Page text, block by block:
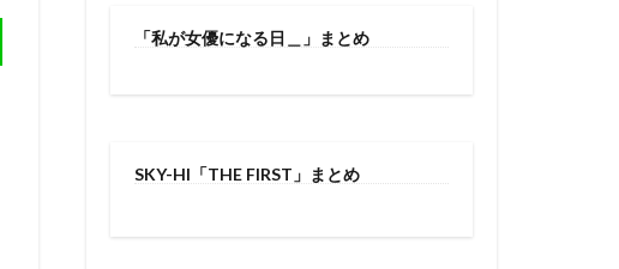
「私が女優になる日＿」まとめ
SKY-HI「THE FIRST」まとめ